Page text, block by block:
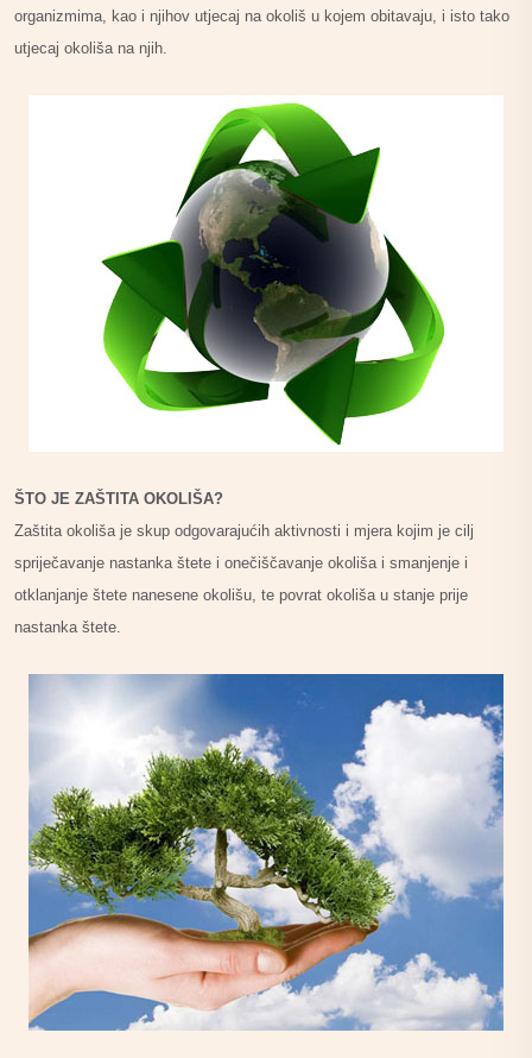
organizmima, kao i njihov utjecaj na okoliš u kojem obitavaju, i isto tako
utjecaj okoliša na njih.
ŠTO JE ZAŠTITA OKOLIŠA?
Zaštita okoliša je skup odgovarajućih aktivnosti i mjera kojim je cilj
spriječavanje nastanka štete i onečiščavanje okoliša i smanjenje i
otklanjanje štete nanesene okolišu, te povrat okoliša u stanje prije
nastanka štete.